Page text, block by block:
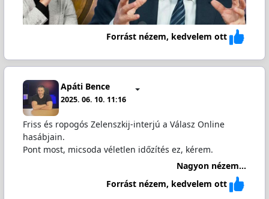
Forrást nézem, kedvelem ott
Apáti Bence
2025. 06. 10. 11:16
Friss és ropogós Zelenszkij-interjú a Válasz Online
hasábjain.
Pont most, micsoda véletlen időzítés ez, kérem.
Nagyon nézem...
Forrást nézem, kedvelem ott